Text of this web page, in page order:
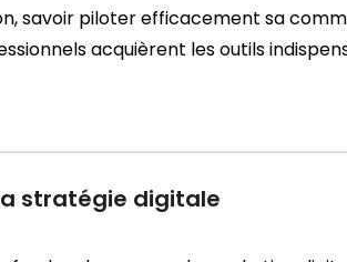
savoir piloter efficacement sa
acquièrent les outils
stratégie digitale